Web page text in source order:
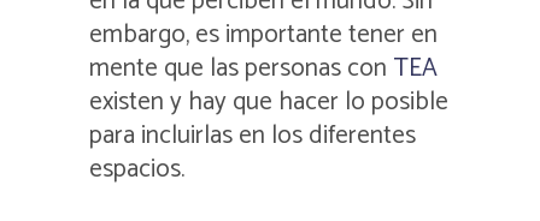
embargo, es importante tener en
mente que las personas con TEA
existen y hay que hacer lo posible
para incluirlas en los diferentes
espacios.